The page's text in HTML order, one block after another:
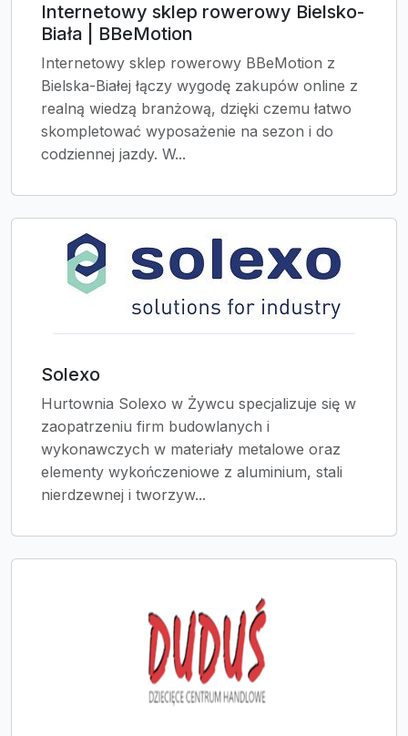
Internetowy sklep rowerowy Bielsko-
Biała | BBeMotion
Internetowy sklep rowerowy BBeMotion z
Bielska-Białej łączy wygodę zakupów online z
realną wiedzą branżową, dzięki czemu łatwo
skompletować wyposażenie na sezon i do
codziennej jazdy. W...
Solexo
Hurtownia Solexo w Żywcu specjalizuje się w
zaopatrzeniu firm budowlanych i
wykonawczych w materiały metalowe oraz
elementy wykończeniowe z aluminium, stali
nierdzewnej i tworzyw...